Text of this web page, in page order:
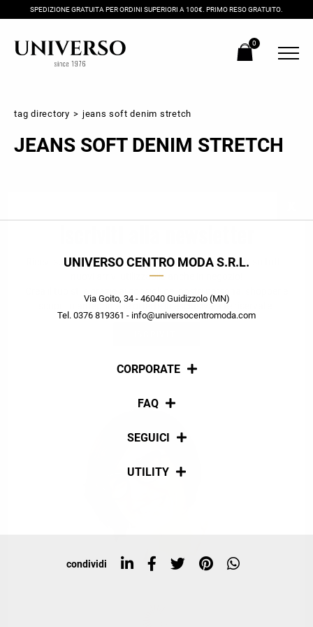
SPEDIZIONE GRATUITA PER ORDINI SUPERIORI A 100€. PRIMO RESO GRATUITO.
0
tag directory > jeans soft denim stretch
JEANS SOFT DENIM STRETCH
UNIVERSO CENTRO MODA S.R.L.
Via Goito, 34 - 46040 Guidizzolo (MN)
Tel. 0376 819361 - info@universocentromoda.com
CORPORATE
Chi siamo
FAQ
Pagamenti
SEGUICI
Social
UTILITY
Top ricerche
condividi
Ricevi subito il tuo promocode con lo sconto del 20% su tutti i
nuovi arrivi utilizzabile anche in negozio!
scopri in anteprima le offerte in esclusiva a te riservate.